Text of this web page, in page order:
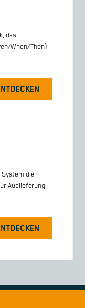
das
When/Then)
die
Auslieferung